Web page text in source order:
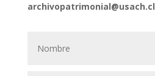
archivopatrimonial@usach.cl